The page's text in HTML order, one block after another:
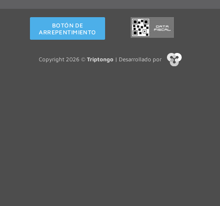
BOTÓN DE
ARREPENTIMIENTO
Copyright 2026 © Triptongo| Desarrollado por